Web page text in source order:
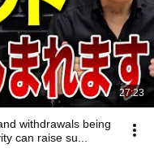
27:23
withdrawals being
can raise su...